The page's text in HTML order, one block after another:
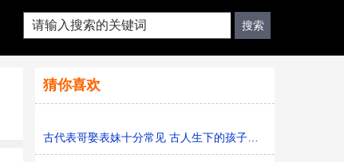
猜你喜欢
古代表哥娶表妹十分常见 古人生下的孩子为何很少有缺陷